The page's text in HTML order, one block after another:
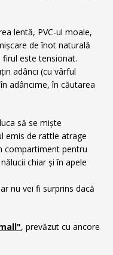
lentă, PVC-ul moale,
de înot naturală
firul este tensionat.
adânci (cu vârful
adâncime, în căutarea
să se miște
emis de rattle atrage
compartiment pentru
chiar și în apele
nu vei fi surprins dacă
, prevăzut cu ancore